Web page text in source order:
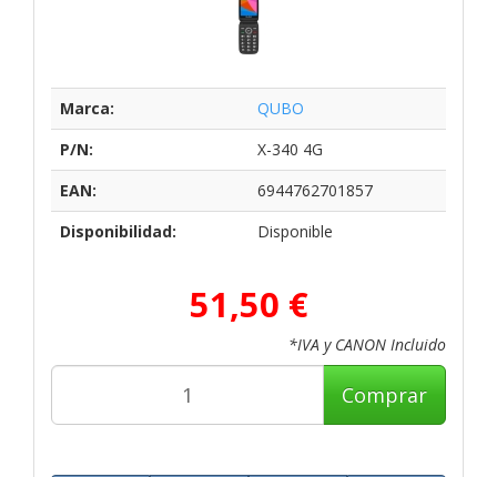
Marca:
QUBO
P/N:
X-340 4G
EAN:
6944762701857
Disponibilidad:
Disponible
51,50 €
*IVA y CANON Incluido
Comprar